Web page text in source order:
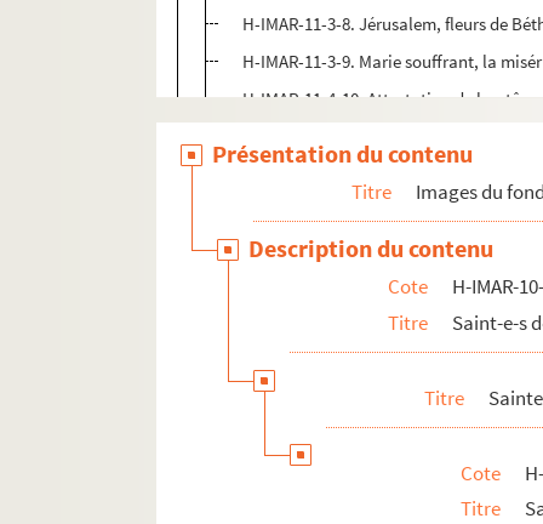
H-IMAR-11-3-8. Jérusalem, fleurs de
H-IMAR-11-3-9. Marie souffrant, la
H-IMAR-11-4-10. Attestation de
H-IMAR-11-5-11 à H-IMAR-11-7-20.
H-IMAR-11-8-21 à H-IMAR-11-165-480.
H-IMAR-12-1-1 à H-IMAR-12-237-658.
Présentation du contenu
Titre Images du
Description du contenu
Cote
H-IMAR-
Titre
Saint-e-s
Titre
Cote
Titre